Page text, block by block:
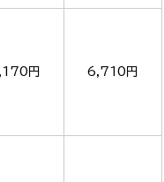
円 6,710円